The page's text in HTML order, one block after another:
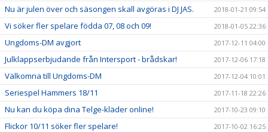
Nu är julen över och säsongen skall avgöras i DJ JAS. 2018-01-21 09:54
Vi söker fler spelare födda 07, 08 och 09! 2018-01-05 22:36
Ungdoms-DM avgjort 2017-12-11 04:00
Julklappserbjudande från Intersport - brådskar! 2017-12-06 17:18
Välkomna till Ungdoms-DM 2017-12-04 10:01
Seriespel Hammers 18/11 2017-11-18 22:26
Nu kan du köpa dina Telge-kläder online! 2017-10-23 09:10
Flickor 10/11 söker fler spelare! 2017-10-02 16:25